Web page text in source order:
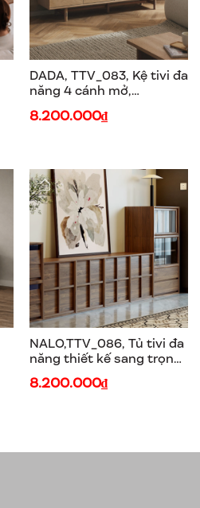
DADA, TTV_083, Kệ tivi đa
năng 4 cánh mở,
phủ Veneer, Nội thất Nhà
8.200.000₫
NALO,TTV_086, Tủ tivi đa
năng thiết kế sang trọng
Trên Cao
8.200.000₫